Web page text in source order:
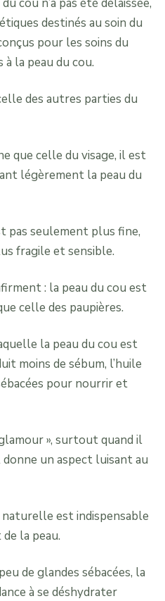
destinés au soin du
pour les soins du
la peau du cou.
des autres parties du
que celle du visage, il est
légèrement la peau du
pas seulement plus fine,
fragile et sensible.
: la peau du cou est
celle des paupières.
la peau du cou est
moins de sébum, l’huile
pour nourrir et
», surtout quand il
un aspect luisant au
est indispensable
la peau.
de glandes sébacées, la
à se déshydrater